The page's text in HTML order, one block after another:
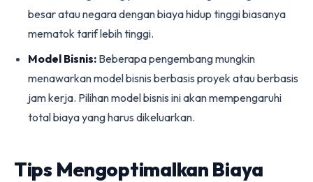
besar atau negara dengan biaya hidup tinggi biasanya
mematok tarif lebih tinggi.
Model Bisnis: Beberapa pengembang mungkin
menawarkan model bisnis berbasis proyek atau berbasis
jam kerja. Pilihan model bisnis ini akan mempengaruhi
total biaya yang harus dikeluarkan.
Tips Mengoptimalkan Biaya